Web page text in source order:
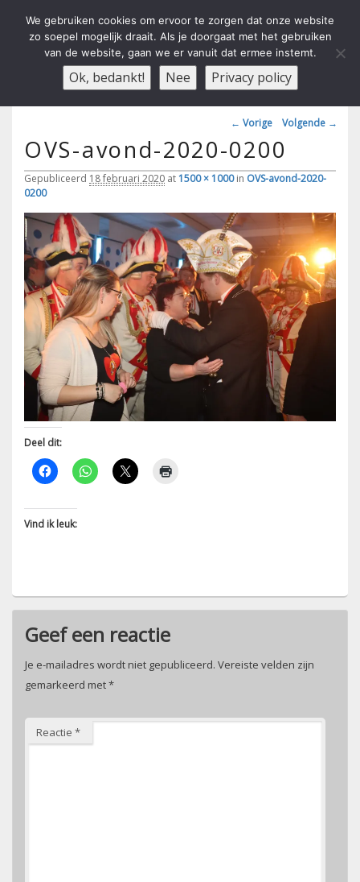
Carnavals Verain Der Ouwe
Voesbalsjong
anno 1959 va R.K.T.S.V. Menu
Afbeeldingsnavigatie
← Vorige Volgende →
OVS-avond-2020-0200
Gepubliceerd 18 februari 2020 at1500 × 1000in OVS-avond-2020-
0200
Deel dit:
Vind ik leuk:
Geef een reactie
Je e-mailadres wordt niet gepubliceerd. Vereiste velden zijn
gemarkeerd met*
Reactie *
We gebruiken cookies om ervoor te zorgen dat onze website
zo soepel mogelijk draait. Als je doorgaat met het gebruiken
van de website, gaan we er vanuit dat ermee instemt.
Ok, bedankt! Nee Privacy policy